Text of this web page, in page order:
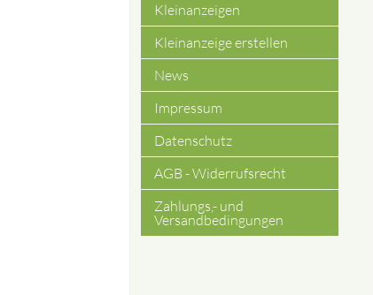
Kleinanzeigen
Kleinanzeige erstellen
News
Impressum
Datenschutz
AGB - Widerrufsrecht
Zahlungs,- und
Versandbedingungen